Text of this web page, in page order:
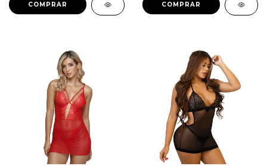
COMPRAR COMPRAR